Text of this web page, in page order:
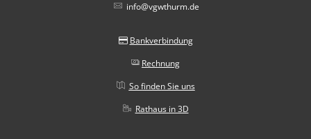
info@vgwthurm.de
Bankverbindung
Rechnung
So finden Sie uns
Rathaus in 3D